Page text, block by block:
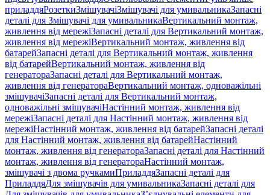
приладдяРозеткиЗмішувачіЗмішувачі для умивальникаЗапасні
деталі для Змішувачі для умивальникаВертикальний монтаж,
живлення від мережіЗапасні деталі для Вертикальний монтаж,
живлення від мережіВертикальний монтаж, живлення від
батарейЗапасні деталі для Вертикальний монтаж, живлення
від батарейВертикальний монтаж, живлення від
генератораЗапасні деталі для Вертикальний монтаж,
живлення від генератораВертикальний монтаж, одноважільні
змішувачіЗапасні деталі для Вертикальний монтаж,
одноважільні змішувачіНастінний монтаж, живлення від
мережіЗапасні деталі для Настінний монтаж, живлення від
мережіНастінний монтаж, живлення від батарейЗапасні деталі
для Настінний монтаж, живлення від батарейНастінний
монтаж, живлення від генератораЗапасні деталі для Настінний
монтаж, живлення від генератораНастінний монтаж,
змішувачі з двома ручкамиПриладдяЗапасні деталі для
ПриладдяДля змішувачів для умивальникаЗапасні деталі для